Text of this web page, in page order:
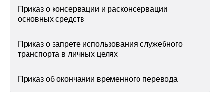
Приказ о консервации и расконсервации
основных средств
Приказ о запрете использования служебного
транспорта в личных целях
Приказ об окончании временного перевода